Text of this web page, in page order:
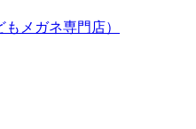
もメガネ専門店）